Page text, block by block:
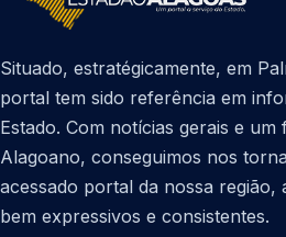
Situado, estratégicamente, em
portal tem sido referência em
Estado. Com notícias gerais e
Alagoano, conseguimos nos
acessado portal da nossa região,
bem expressivos e consistentes.